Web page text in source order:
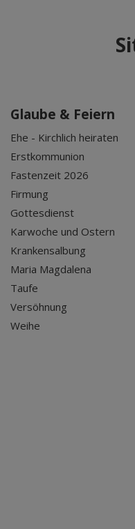
Glaube & Feiern
Ehe - Kirchlich heiraten
Erstkommunion
Fastenzeit 2026
Firmung
Gottesdienst
Karwoche und Ostern
Krankensalbung
Maria Magdalena
Taufe
Versöhnung
Weihe